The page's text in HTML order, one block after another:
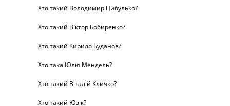
Хто такий Володимир Цибулько?
Хто такий Віктор Бобиренко?
Хто такий Кирило Буданов?
Хто така Юлія Мендель?
Хто такий Віталій Кличко?
Хто такий Юзік?